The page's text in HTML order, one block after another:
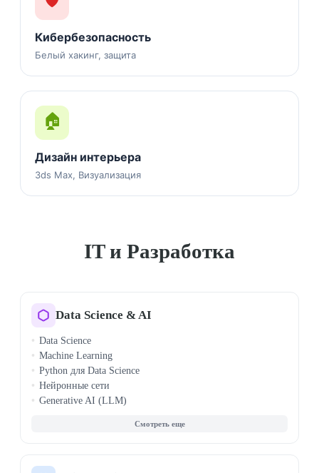
Кибербезопасность
Белый хакинг, защита
🏠
Дизайн интерьера
3ds Max, Визуализация
IT и Разработка
Data Science & AI
Data Science
Machine Learning
Python для Data Science
Нейронные сети
Generative AI (LLM)